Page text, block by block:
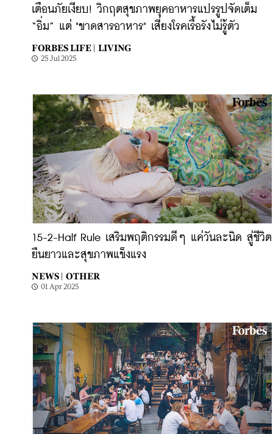
เตือนภัยเงียบ! วิกฤตสุขภาพยุคอาหารแปรรูปจัดเต็ม
“อิ่ม” แต่ "ขาดสารอาหาร" เสี่ยงโรคเรื้อรังไม่รู้ตัว
FORBES LIFE | LIVING
25 Jul 2025
15-2-Half Rule เสริมพฤติกรรมดีๆ แค่วันละนิด สู่ชีวิต
ยืนยาวและสุขภาพแข็งแรง
NEWS | OTHER
01 Apr 2025